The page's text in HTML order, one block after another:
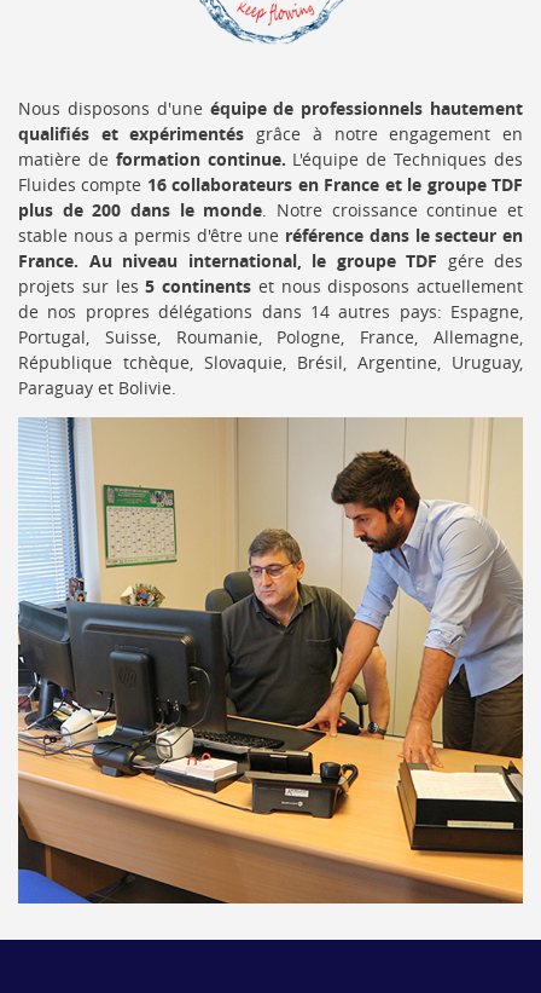
Nous disposons d'une équipe de professionnels hautement
qualifiés et expérimentés grâce à notre engagement en
matière de formation continue. L'équipe de Techniques des
Fluides compte 16 collaborateurs en France et le groupe TDF
plus de 200 dans le monde. Notre croissance continue et
stable nous a permis d'être une référence dans le secteur en
France. Au niveau international, le groupe TDF gére des
projets sur les5 continents et nous disposons actuellement
de nos propres délégations dans 14 autres pays: Espagne,
Portugal, Suisse, Roumanie, Pologne, France, Allemagne,
République tchèque, Slovaquie, Brésil, Argentine, Uruguay,
Paraguay et Bolivie.